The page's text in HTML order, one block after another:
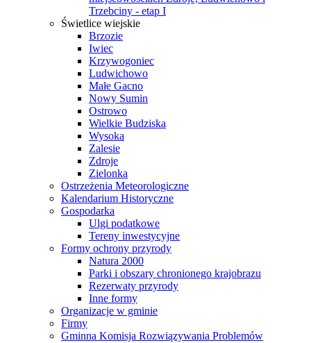
Trzebciny - etap I
Świetlice wiejskie
Brzozie
Iwiec
Krzywogoniec
Ludwichowo
Małe Gacno
Nowy Sumin
Ostrowo
Wielkie Budziska
Wysoka
Zalesie
Zdroje
Zielonka
Ostrzeżenia Meteorologiczne
Kalendarium Historyczne
Gospodarka
Ulgi podatkowe
Tereny inwestycyjne
Formy ochrony przyrody
Natura 2000
Parki i obszary chronionego krajobrazu
Rezerwaty przyrody
Inne formy
Organizacje w gminie
Firmy
Gminna Komisja Rozwiązywania Problemów